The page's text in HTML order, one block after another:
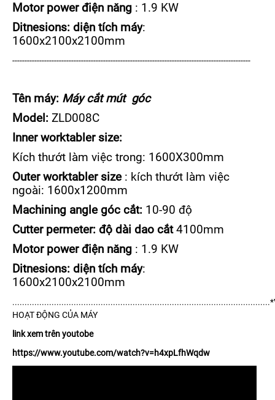
Motor power điện năng : 1.9 KW
Ditnesions: diện tích máy:
1600x2100x2100mm
-------------------------------------------------------------------------------------------------
Tên máy: Máy cắt mút góc
Model: ZLD008C
Inner worktabler size:
Kích thướt làm việc trong: 1600X300mm
Outer worktabler size: kích thướt làm việc
ngoài: 1600x1200mm
Machining angle góc cắt: 10-90 độ
Cutter permeter: độ dài dao cắt4100mm
Motor power điện năng : 1.9 KW
Ditnesions: diện tích máy:
1600x2100x2100mm
HOẠT ĐỘNG CỦA MÁY
link xem trên youtobe
https://www.youtube.com/watch?v=h4xpLfhWqdw